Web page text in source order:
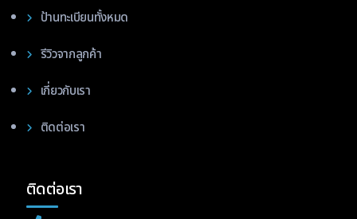
ป้านทะเบียนทั้งหมด
รีวิวจากลูกค้า
เกี่ยวกับเรา
ติดต่อเรา
ติดต่อเรา